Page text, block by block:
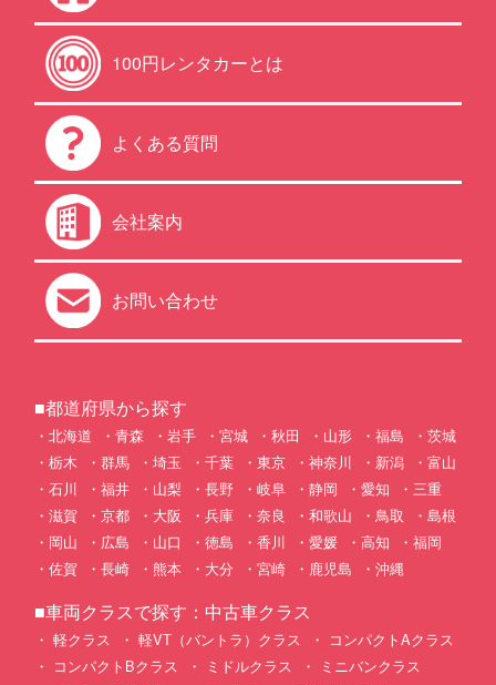
100円レンタカーとは
よくある質問
会社案内
お問い合わせ
■都道府県から探す
北海道 青森 岩手 宮城 秋田 山形 福島
茨城
栃木
群馬 埼玉 千葉 東京 神奈川 新潟
富山
石川
福井 山梨 長野 岐阜 静岡 愛知
三重
滋賀
京都 大阪 兵庫 奈良 和歌山 鳥取
島根
岡山
広島 山口 徳島 香川 愛媛 高知
福岡
佐賀
長崎 熊本 大分 宮崎 鹿児島 沖縄
■車両クラスで探す：中古車クラス
軽クラス 軽VT（バントラ）クラス
コンパクトAクラス
コンパクトBクラス
ミドルクラス
ミニバンクラス